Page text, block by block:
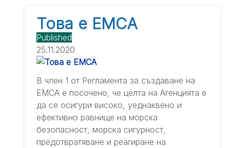
Това е ЕМСА
Published
25.11.2020
В член 1 от Регламента за създаване на
ЕМСА е посочено, че целта на Агенцията е
да се осигури високо, уеднаквено и
ефективно равнище на морска
безопасност, морска сигурност,
предотвратяване и реагиране на